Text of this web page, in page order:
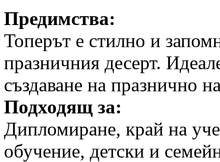
Предимства:
Топерът е стилно и
празничния десерт.
създаване на празнично
Подходящ за:
Дипломиране, край на
обучение, детски и